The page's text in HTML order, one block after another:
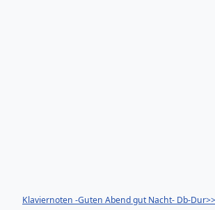
Klaviernoten -Guten Abend gut Nacht- Db-